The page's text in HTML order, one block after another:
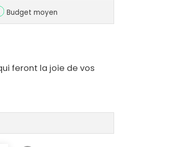
Budget moyen
feront la joie de vos